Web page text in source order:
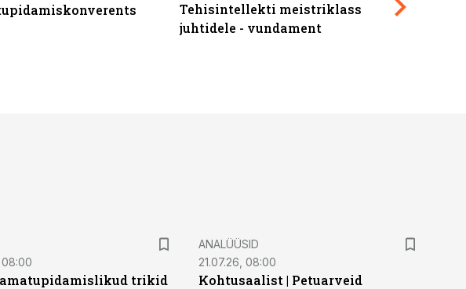
Tehisintellekti meistriklass
juhtidele - vundament
08:00
trikid
ANALÜÜSID
21.07.26, 08:00
Kohtusaalist | Petuarveid